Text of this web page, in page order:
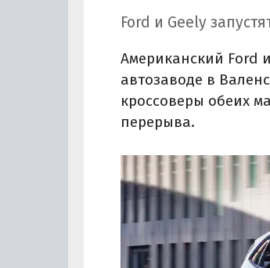
Ford и Geely
Американский Ford
автозаводе в
кроссоверы обеих
перерыва.